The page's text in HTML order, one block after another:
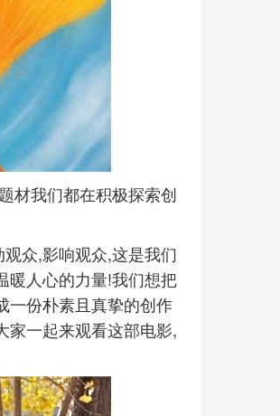
材我们都在积极探索创
众,影响观众,这是我们
暖人心的力量!我们想把
一份朴素且真挚的创作
家一起来观看这部电影,